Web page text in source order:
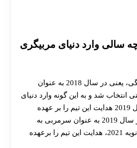
سالی وارد دنیای مربیگری
لمپارد در سن 40 سالگی، یعنی در سال 2018 به عنوان
انتخاب شد و به این گونه وارد دنیای
مربیگری شد. او تا سال 2019 هدایت این تیم را بر عهده
داشت و بعد از آن و در سال 2019 به عنوان سرمربی به
چلسی بازگشت و تا ژانویه 2021، هدایت این تیم را برعهده